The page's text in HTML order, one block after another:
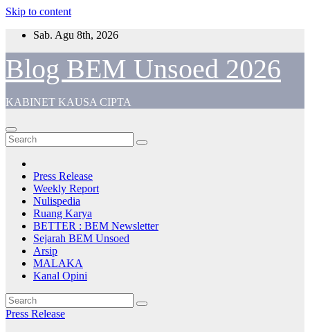
Skip to content
Sab. Agu 8th, 2026
Blog BEM Unsoed 2026
KABINET KAUSA CIPTA
Press Release
Weekly Report
Nulispedia
Ruang Karya
BETTER : BEM Newsletter
Sejarah BEM Unsoed
Arsip
MALAKA
Kanal Opini
Press Release